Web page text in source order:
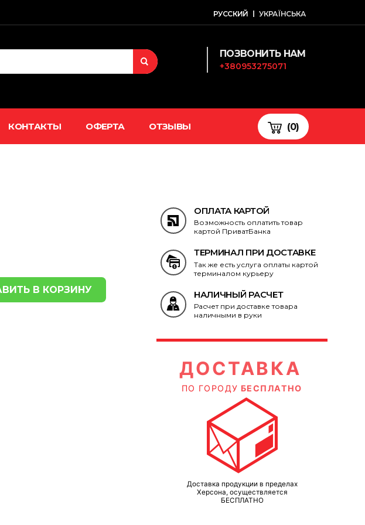
РУССКИЙ УКРАЇНСЬКА
ПОЗВОНИТЬ НАМ
+380953275071
КОНТАКТЫ ОФЕРТА ОТЗЫВЫ (0)
ОПЛАТА КАРТОЙ
Возможность оплатить товар
картой ПриватБанка
ТЕРМИНАЛ ПРИ ДОСТАВКЕ
Так же есть услуга оплаты картой
терминалом курьеру
НАЛИЧНЫЙ РАСЧЕТ
Расчет при доставке товара
наличными в руки
ДОСТАВКА
ПО ГОРОДУБЕСПЛАТНО
Доставка продукции в пределах
Херсона, осуществляется
БЕСПЛАТНО